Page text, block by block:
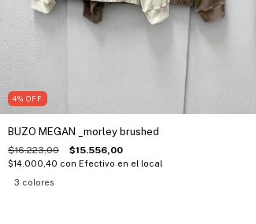
4% OFF
BUZO MEGAN _morley brushed
$16.223,00 $15.556,00
$14.000,40 con Efectivo en el local
3 colores